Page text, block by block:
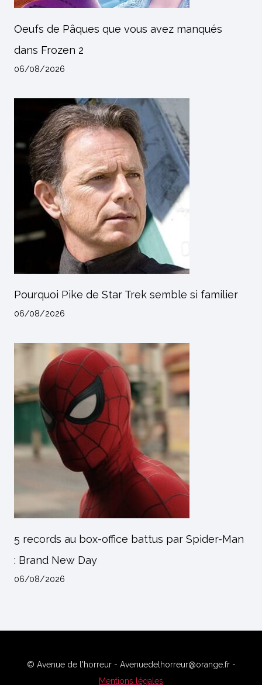
Oeufs de Pâques que vous avez manqués
dans Frozen 2
06/08/2026
Pourquoi Pike de Star Trek semble si familier
06/08/2026
5 records au box-office battus par Spider-Man
: Brand New Day
06/08/2026
© Avenue de l'horreur - Avenuedelhorreur@orange.fr -
Mentions légales